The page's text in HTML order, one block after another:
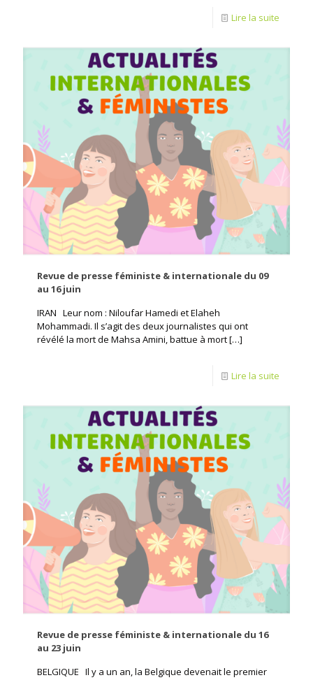
Lire la suite
Revue de presse féministe & internationale du 09
au 16 juin
IRAN Leur nom : Niloufar Hamedi et Elaheh
Mohammadi. Il s’agit des deux journalistes qui ont
révélé la mort de Mahsa Amini, battue à mort[…]
Lire la suite
Revue de presse féministe & internationale du 16
au 23 juin
BELGIQUE Il y a un an, la Belgique devenait le premier